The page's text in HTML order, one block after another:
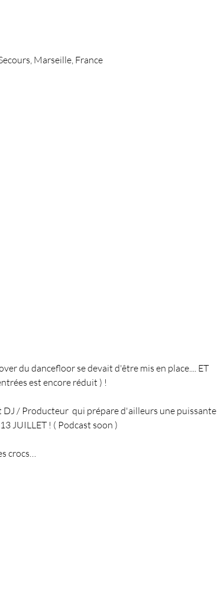
Marseille, France
du dancefloor se devait d'être mis en place.... ET
est encore réduit ) !
DJ / Producteur  qui prépare d'ailleurs une puissante
JUILLET ! ( Podcast soon )
crocs…